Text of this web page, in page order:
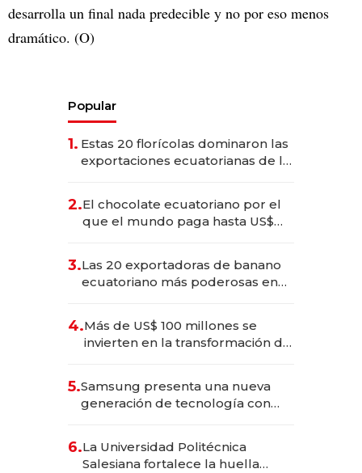
desarrolla un final nada predecible y no por eso menos
dramático. (O)
Popular
1. Estas 20 florícolas dominaron las
exportaciones ecuatorianas de la
2.El chocolate ecuatoriano por el
que el mundo paga hasta US$
3.Las 20 exportadoras de banano
ecuatoriano más poderosas en
4.Más de US$ 100 millones se
invierten en la transformación de
5.Samsung presenta una nueva
generación de tecnología con
6.La Universidad Politécnica
Salesiana fortalece la huella